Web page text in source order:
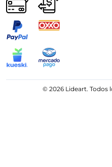
© 2026 Lideart. Todos